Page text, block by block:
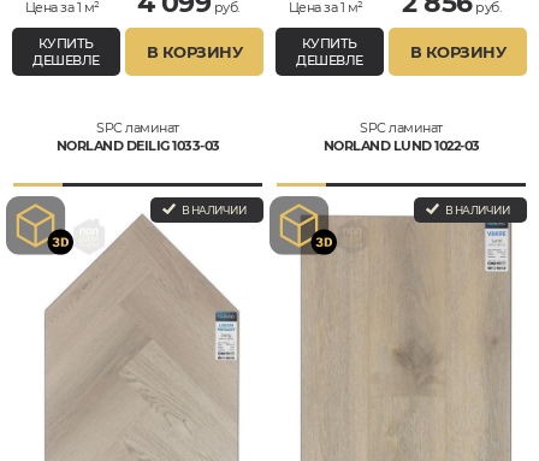
Цена за 1 м² руб.
КУПИТЬ
ДЕШЕВЛЕ
В КОРЗИНУ
Цена за 1 м² руб.
КУПИТЬ
ДЕШЕВЛЕ
В КОРЗИНУ
SPC ламинат
NORLAND DEILIG 1033-03
В НАЛИЧИИ
SPC ламинат
NORLAND LUND 1022-03
В НАЛИЧИИ